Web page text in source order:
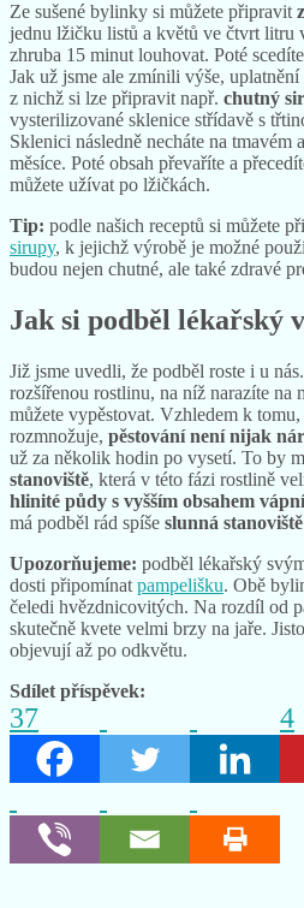
Ze sušené bylinky si můžete připravit
jednu lžičku listů a květů ve čtvrt litru
zhruba 15 minut louhovat. Poté
Jak už jsme ale zmínili výše,
z nichž si lze připravit např. chutný
vysterilizované sklenice střídavě s
Sklenici následně necháte na tmavém
měsíce. Poté obsah převaříte a
můžete užívat po lžičkách.
Tip: podle našich receptů si můžete
sirupy, k jejichž výrobě je možné
budou nejen chutné, ale také zdravé
Jak si podběl lékařský
Již jsme uvedli, že podběl roste i u
rozšířenou rostlinu, na níž narazíte na
můžete vypěstovat. Vzhledem k
rozmnožuje, pěstování není nijak
už za několik hodin po vysetí. To by
stanoviště, která v této fázi rostlině
hlinité půdy s vyšším obsahem
má podběl rád spíše slunná stanoviště
Upozorňujeme: podběl lékařský
dosti připomínat pampelišku. Obě
čeledi hvězdnicovitých. Na rozdíl od
skutečně kvete velmi brzy na jaře.
objevují až po odkvětu.
Sdílet příspěvek:
37 4